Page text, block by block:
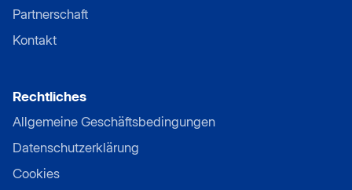
Partnerschaft
Kontakt
Rechtliches
Allgemeine Geschäftsbedingungen
Datenschutzerklärung
Cookies